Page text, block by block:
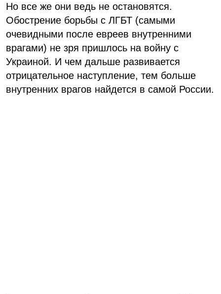
Но все же они ведь не остановятся.
Обострение борьбы с ЛГБТ (самыми
очевидными после евреев внутренними
врагами) не зря пришлось на войну с
Украиной. И чем дальше развивается
отрицательное наступление, тем больше
внутренних врагов найдется в самой России.